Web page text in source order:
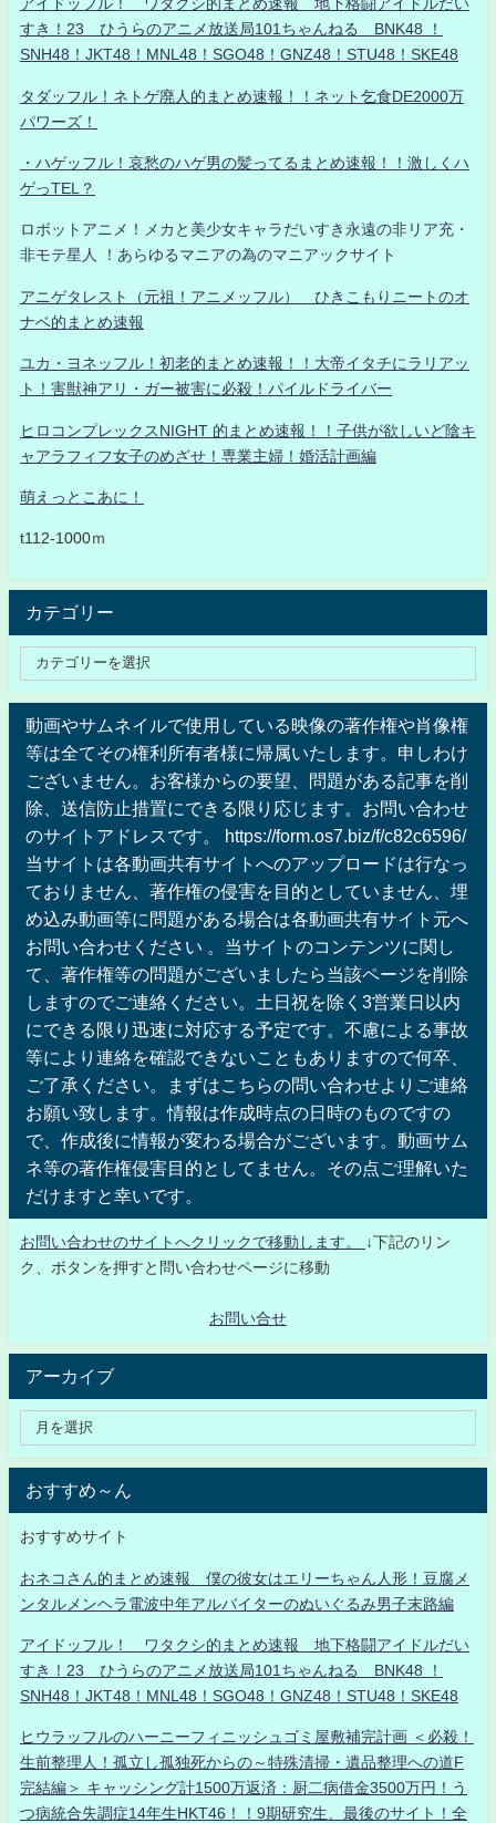
アイドッフル！ ワタクシ的まとめ速報 地下格闘アイドルだい
すき！23 ひうらのアニメ放送局101ちゃんねる BNK48 ！
SNH48！JKT48！MNL48！SGO48！GNZ48！STU48！SKE48
タダッフル！ネトゲ廃人的まとめ速報！！ネット乞食DE2000万
パワーズ！
・ハゲッフル！哀愁のハゲ男の髪ってるまとめ速報！！激しくハ
ゲっTEL？
ロボットアニメ！メカと美少女キャラだいすき永遠の非リア充・
非モテ星人 ！あらゆるマニアの為のマニアックサイト
アニゲタレスト（元祖！アニメッフル） ひきこもりニートのオ
ナベ的まとめ速報
ユカ・ヨネッフル！初老的まとめ速報！！大帝イタチにラリアッ
ト！害獣神アリ・ガー被害に必殺！パイルドライバー
ヒロコンプレックスNIGHT 的まとめ速報！！子供が欲しいど陰キ
ャアラフィフ女子のめざせ！専業主婦！婚活計画編
萌えっとこあに！
t112-1000ｍ
カテゴリー
動画やサムネイルで使用している映像の著作権や肖像権
等は全てその権利所有者様に帰属いたします。申しわけ
ございません。お客様からの要望、問題がある記事を削
除、送信防止措置にできる限り応じます。お問い合わせ
のサイトアドレスです。 https://form.os7.biz/f/c82c6596/
当サイトは各動画共有サイトへのアップロードは行なっ
ておりません、著作権の侵害を目的としていません、埋
め込み動画等に問題がある場合は各動画共有サイト元へ
お問い合わせください 。当サイトのコンテンツに関し
て、著作権等の問題がございましたら当該ページを削除
しますのでご連絡ください。土日祝を除く3営業日以内
にできる限り迅速に対応する予定です。不慮による事故
等により連絡を確認できないこともありますので何卒、
ご了承ください。まずはこちらの問い合わせよりご連絡
お願い致します。情報は作成時点の日時のものですの
で、作成後に情報が変わる場合がございます。動画サム
ネ等の著作権侵害目的としてません。その点ご理解いた
だけますと幸いです。
お問い合わせのサイトへクリックで移動します。
↓下記のリン
ク、ボタンを押すと問い合わせページに移動
お問い合せ
アーカイブ
おすすめ～ん
おすすめサイト
おネコさん的まとめ速報 僕の彼女はエリーちゃん人形！豆腐メ
ンタルメンヘラ電波中年アルバイターのぬいぐるみ男子末路編
アイドッフル！ ワタクシ的まとめ速報 地下格闘アイドルだい
すき！23 ひうらのアニメ放送局101ちゃんねる BNK48 ！
SNH48！JKT48！MNL48！SGO48！GNZ48！STU48！SKE48
ヒウラッフルのハーニーフィニッシュゴミ屋敷補完計画 ＜必殺！
生前整理人！孤立し孤独死からの～特殊清掃・遺品整理への道F
完結編＞ キャッシング計1500万返済：厨二病借金3500万円！う
つ病統合失調症14年生HKT46！！9期研究生、最後のサイト！全